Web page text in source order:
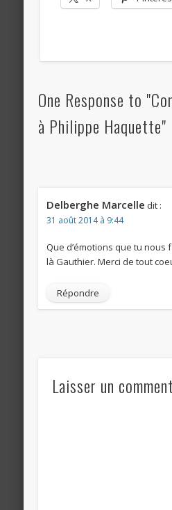
One Response to
à Philippe Haquette"
Delberghe Marcelle dit :
31 août 2014 à 9:44
Que d’émotions que tu nous
là Gauthier. Merci de tout
Répondre
Laisser un